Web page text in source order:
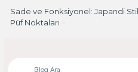
Sade ve Fonksiyonel: Japandi
Püf Noktaları